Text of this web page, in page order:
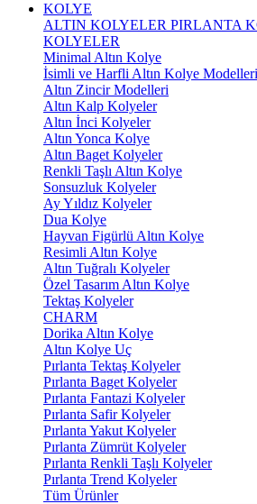
KOLYE
ALTIN KOLYELER PIRLANTA
KOLYELER
Minimal Altın Kolye
İsimli ve Harfli Altın Kolye Modelleri
Altın Zincir Modelleri
Altın Kalp Kolyeler
Altın İnci Kolyeler
Altın Yonca Kolye
Altın Baget Kolyeler
Renkli Taşlı Altın Kolye
Sonsuzluk Kolyeler
Ay Yıldız Kolyeler
Dua Kolye
Hayvan Figürlü Altın Kolye
Resimli Altın Kolye
Altın Tuğralı Kolyeler
Özel Tasarım Altın Kolye
Tektaş Kolyeler
CHARM
Dorika Altın Kolye
Altın Kolye Uç
Pırlanta Tektaş Kolyeler
Pırlanta Baget Kolyeler
Pırlanta Fantazi Kolyeler
Pırlanta Safir Kolyeler
Pırlanta Yakut Kolyeler
Pırlanta Zümrüt Kolyeler
Pırlanta Renkli Taşlı Kolyeler
Pırlanta Trend Kolyeler
Tüm Ürünler